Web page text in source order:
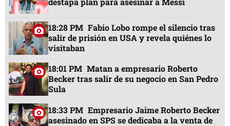
18:28 PM Fabio Lobo rompe el silencio tras
salir de prisión en USA y revela quiénes lo
visitaban
18:01 PM Matan a empresario Roberto
Becker tras salir de su negocio en San Pedro
Sula
18:33 PM Empresario Jaime Roberto Becker
asesinado en SPS se dedicaba a la venta de